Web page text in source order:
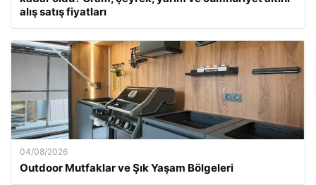
alış satış fiyatları
04/08/2026
Outdoor Mutfaklar ve Şık Yaşam Bölgeleri